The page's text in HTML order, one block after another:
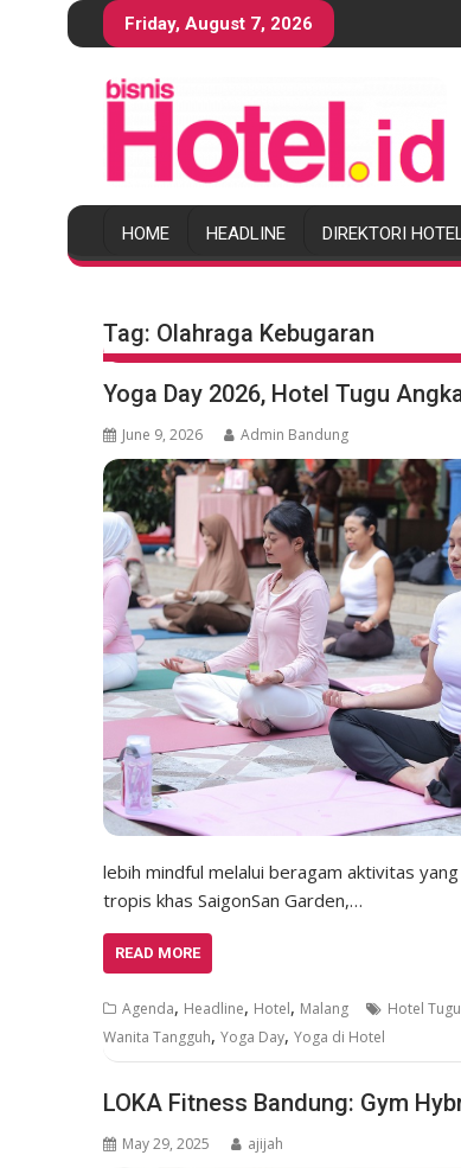
S
k
o
t
Friday, August 7, 2026
HOME HEADLINE DIREKTORI
Tag: Olahraga Kebugaran
Yoga Day 2026, Hotel Tugu
June 9, 2026 Admin Bandung
lebih mindful melalui beragam aktivitas
tropis khas SaigonSan Garden,…
READ MORE
Agenda, Headline, Hotel, Malang Hotel
Wanita Tangguh, Yoga Day, Yoga di Hotel
LOKA Fitness Bandung: Gym
May 29, 2025 ajijah